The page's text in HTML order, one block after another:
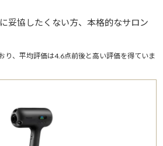
妥協したくない方、本格的なサロン
り、平均評価は4.6点前後と高い評価を得ていま